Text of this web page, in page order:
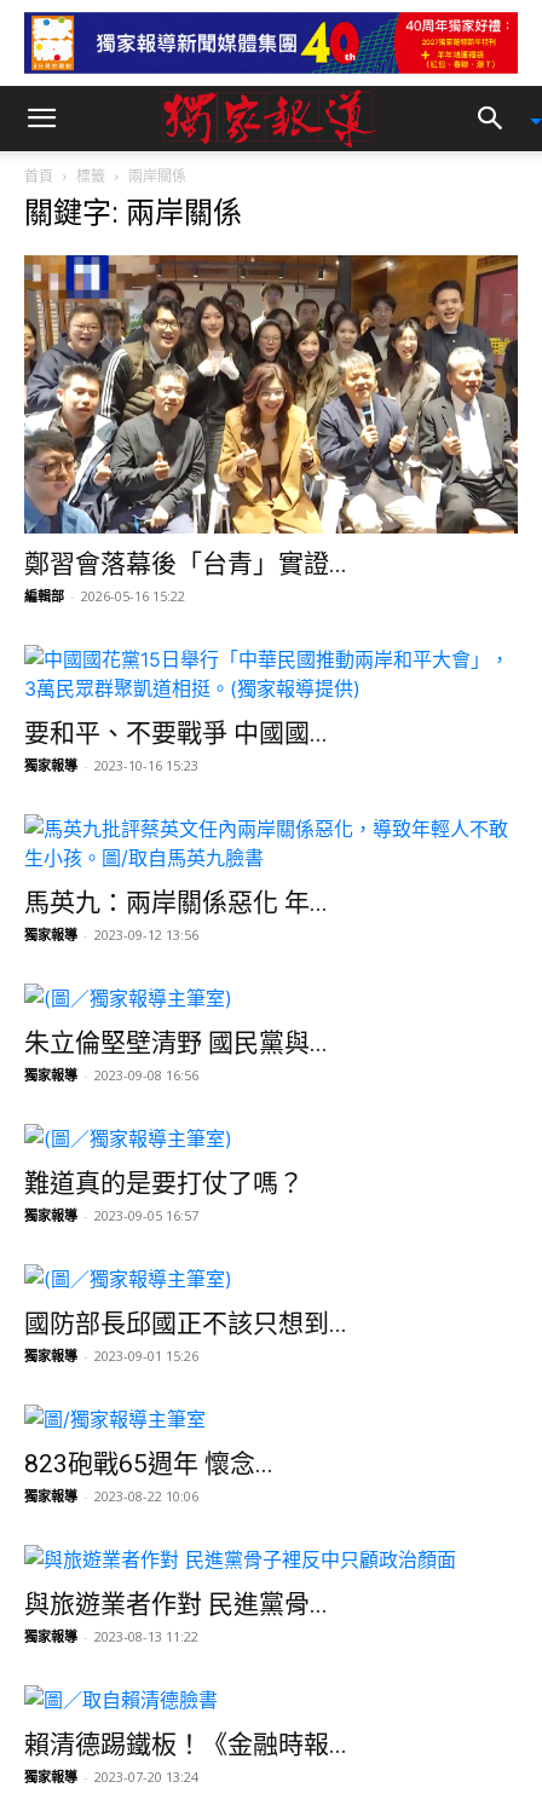
首頁 標籤 兩岸關係
關鍵字: 兩岸關係
鄭習會落幕後「台青」實證...
編輯部 - 2026-05-16 15:22
要和平、不要戰爭 中國國...
獨家報導 - 2023-10-16 15:23
馬英九：兩岸關係惡化 年...
獨家報導 - 2023-09-12 13:56
朱立倫堅壁清野 國民黨與...
獨家報導 - 2023-09-08 16:56
難道真的是要打仗了嗎？
獨家報導 - 2023-09-05 16:57
國防部長邱國正不該只想到...
獨家報導 - 2023-09-01 15:26
823砲戰65週年 懷念...
獨家報導 - 2023-08-22 10:06
與旅遊業者作對 民進黨骨...
獨家報導 - 2023-08-13 11:22
賴清德踢鐵板！《金融時報...
獨家報導 - 2023-07-20 13:24